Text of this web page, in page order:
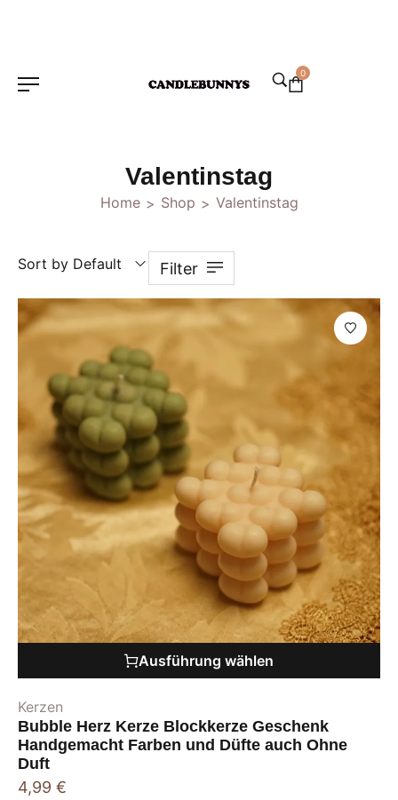
0
Valentinstag
Home > Shop > Valentinstag
Sort by Default Filter
Ausführung wählen
Kerzen
Bubble Herz Kerze Blockkerze Geschenk
Handgemacht Farben und Düfte auch Ohne
Duft
4,99 €